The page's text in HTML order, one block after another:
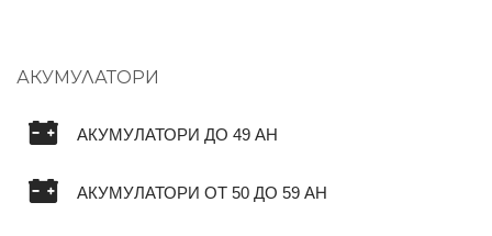
АКУМУЛАТОРИ
АКУМУЛАТОРИ ДО 49 AH
АКУМУЛАТОРИ ОТ 50 ДО 59 AH